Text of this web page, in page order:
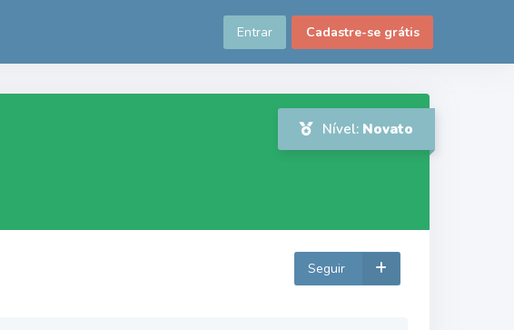
Entrar Cadastre-se grátis
Nível: Novato
Seguir